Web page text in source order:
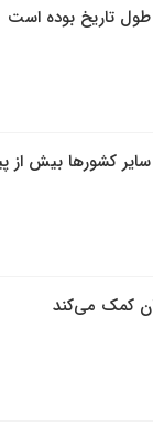
طول تاریخ بوده است
سایر کشورها بیش
کمک می‌کند